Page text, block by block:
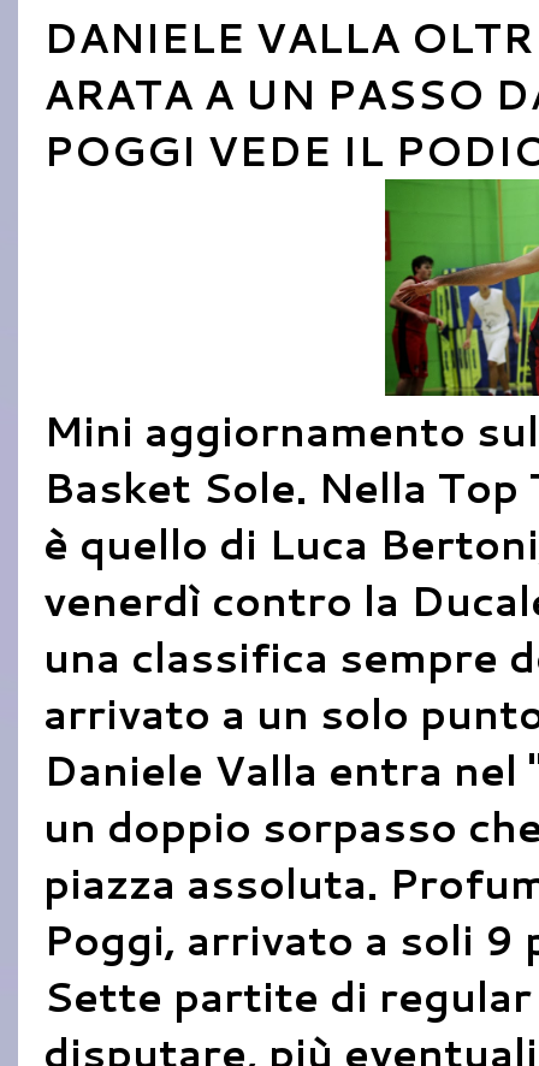
DANIELE VALLA
ARATA A UN PASSO
POGGI VEDE IL
Mini aggiornamento
Basket Sole. Nella
è quello di Luca
venerdì contro la
una classifica sempre
arrivato a un solo
Daniele Valla entra
un doppio sorpasso
piazza assoluta.
Poggi, arrivato a soli
Sette partite di regular
disputare, più